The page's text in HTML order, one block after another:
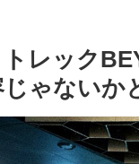
トレック
ゃないか